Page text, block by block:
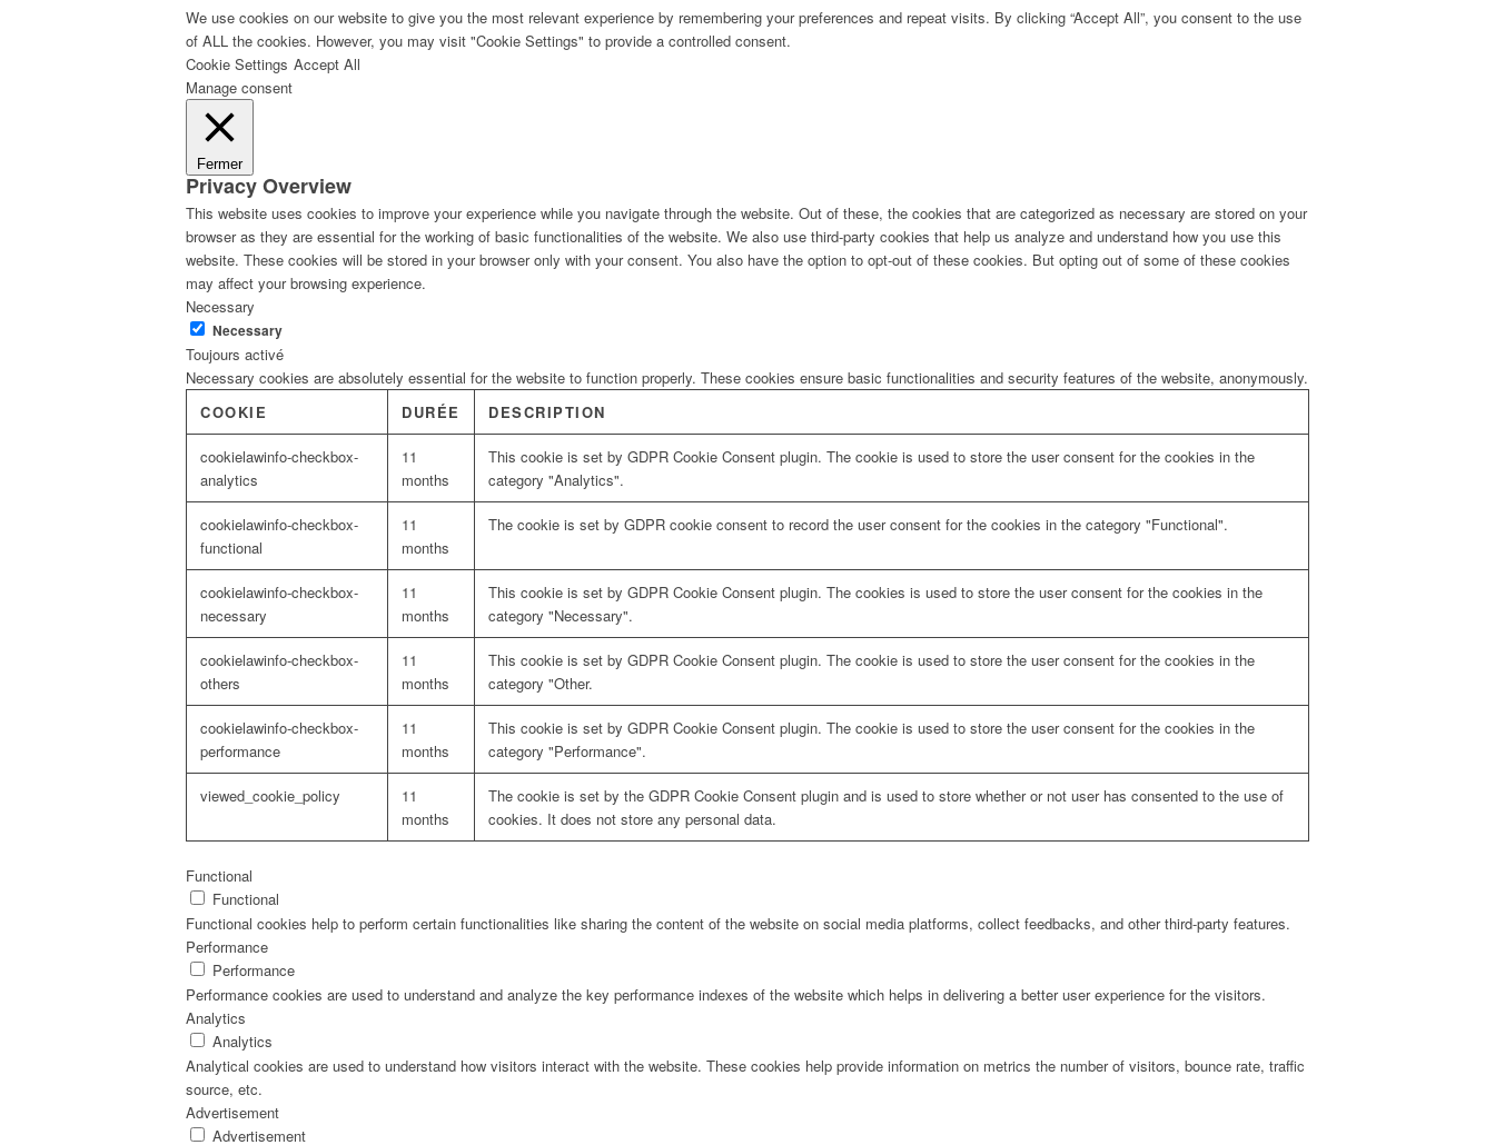
We use cookies on our website to give you the most relevant experience by remembering your preferences and repeat visits. By clicking “Accept All”, you consent to the use
of ALL the cookies. However, you may visit "Cookie Settings" to provide a controlled consent.
Cookie Settings Accept All
Manage consent
Fermer
Privacy Overview
This website uses cookies to improve your experience while you navigate through the website. Out of these, the cookies that are categorized as necessary are stored on your
browser as they are essential for the working of basic functionalities of the website. We also use third-party cookies that help us analyze and understand how you use this
website. These cookies will be stored in your browser only with your consent. You also have the option to opt-out of these cookies. But opting out of some of these cookies
may affect your browsing experience.
Necessary
Necessary
Toujours activé
Necessary cookies are absolutely essential for the website to function properly. These cookies ensure basic functionalities and security features of the website, anonymously.
COOKIE
DURÉE DESCRIPTION
cookielawinfo-checkbox-
analytics
11
months
This cookie is set by GDPR Cookie Consent plugin. The cookie is used to store the user consent for the cookies in the
category "Analytics".
cookielawinfo-checkbox-
functional
11
months
The cookie is set by GDPR cookie consent to record the user consent for the cookies in the category "Functional".
cookielawinfo-checkbox-
necessary
11
months
This cookie is set by GDPR Cookie Consent plugin. The cookies is used to store the user consent for the cookies in the
category "Necessary".
cookielawinfo-checkbox-
others
11
months
This cookie is set by GDPR Cookie Consent plugin. The cookie is used to store the user consent for the cookies in the
category "Other.
cookielawinfo-checkbox-
performance
11
months
This cookie is set by GDPR Cookie Consent plugin. The cookie is used to store the user consent for the cookies in the
category "Performance".
viewed_cookie_policy
11
months
The cookie is set by the GDPR Cookie Consent plugin and is used to store whether or not user has consented to the use of
cookies. It does not store any personal data.
Functional
Functional
Functional cookies help to perform certain functionalities like sharing the content of the website on social media platforms, collect feedbacks, and other third-party features.
Performance
Performance
Performance cookies are used to understand and analyze the key performance indexes of the website which helps in delivering a better user experience for the visitors.
Analytics
Analytics
Analytical cookies are used to understand how visitors interact with the website. These cookies help provide information on metrics the number of visitors, bounce rate, traffic
source, etc.
Advertisement
Advertisement